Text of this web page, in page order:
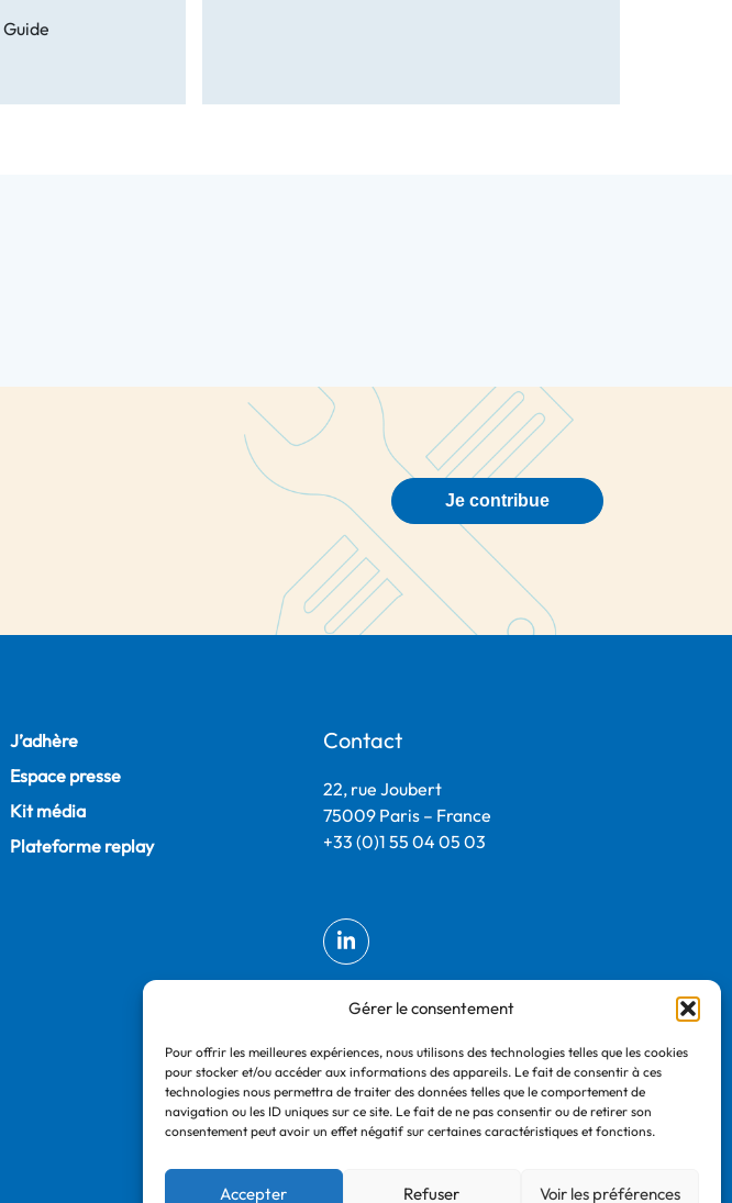
Gérer le consentement
Pour offrir les meilleures expériences, nous utilisons des technologies telles que les cookies
pour stocker et/ou accéder aux informations des appareils. Le fait de consentir à ces
technologies nous permettra de traiter des données telles que le comportement de
navigation ou les ID uniques sur ce site. Le fait de ne pas consentir ou de retirer son
consentement peut avoir un effet négatif sur certaines caractéristiques et fonctions.
Accepter Refuser Voir les préférences
Guide
Je contribue
J’adhère
Espace presse
Kit média
Plateforme replay
Contact
22, rue Joubert
75009 Paris – France
+33 (0)1 55 04 05 03